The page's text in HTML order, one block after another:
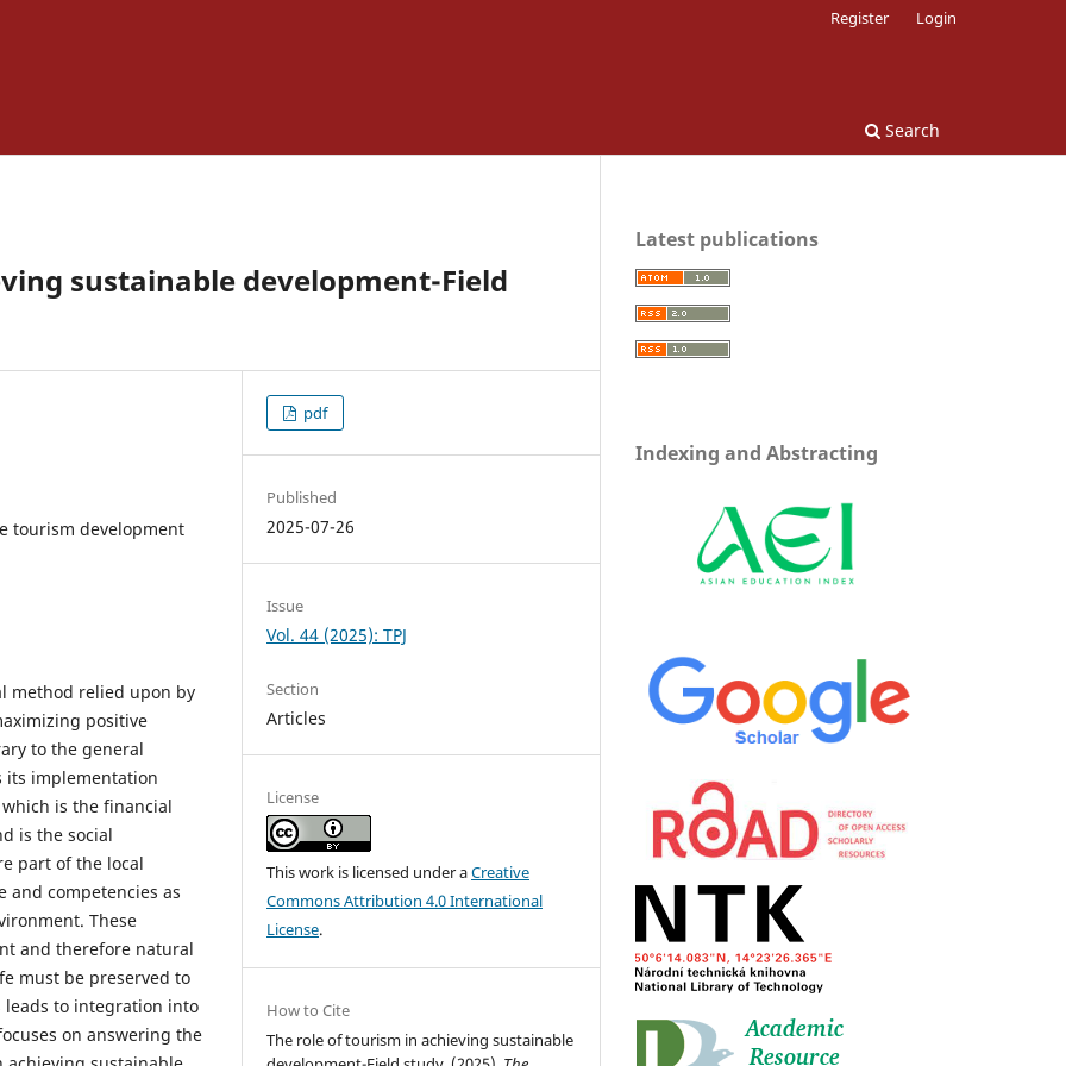
Search
Register Login
sustainable development-Field
tourism development
method relied upon by
positive
to the general
its implementation
is the financial
is the social
part of the local
and competencies as
These
and therefore natural
must be preserved to
leads to integration into
on answering the
pdf
Published
2025-07-26
Issue
Vol. 44 (2025): TPJ
Section
Articles
License
This work is licensed under aCreative
Commons Attribution 4.0 International
License.
How to Cite
The role of tourism in achieving sustainable
Latest publications
Indexing and Abstracting